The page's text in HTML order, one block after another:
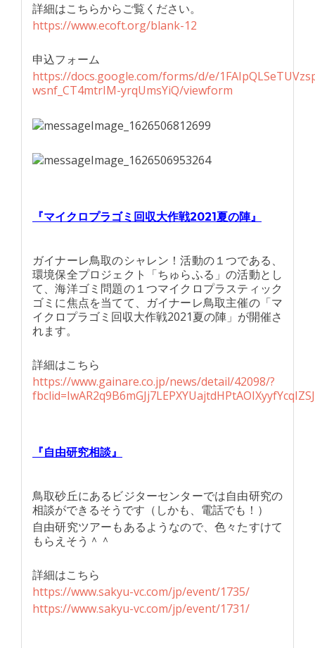
詳細はこちらからご覧ください。
https://www.ecoft.org/blank-12
申込フォーム
https://docs.google.com/forms/d/e/
wsnf_CT4mtrIM-yrqUmsYiQ/viewform
『マイクロプラゴミ回収大作戦2021夏の陣』
ガイナーレ鳥取のシャレン！活動の１つである、
環境保全プロジェクト「ちゅらふる」の活動とし
て、海洋ゴミ問題の１つマイクロプラスティック
ゴミに焦点を当てて、ガイナーレ鳥取主催の「マ
イクロプラゴミ回収大作戦2021夏の陣」が開催さ
れます。
詳細はこちら
https://www.gainare.co.jp/news/detail/42098/?
『自由研究相談』
鳥取砂丘にあるビジターセンターでは自由研究の
相談ができるそうです（しかも、電話でも！）
自由研究ツアーもあるようなので、色々たすけて
もらえそう＾＾
詳細はこちら
https://www.sakyu-vc.com/jp/event/1735/
https://www.sakyu-vc.com/jp/event/1731/